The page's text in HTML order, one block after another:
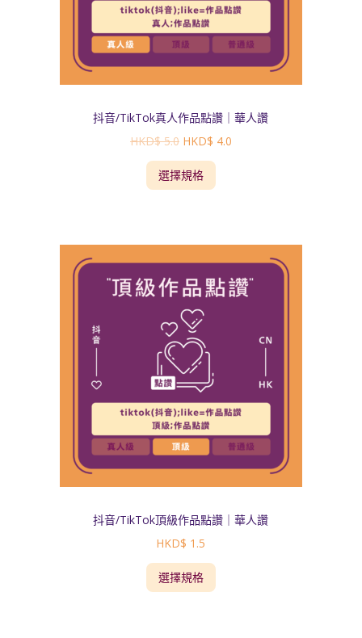
抖音/TikTok真人作品點讚｜華人讚
HKD$5.0 HKD$ 4.0
選擇規格
抖音/TikTok頂級作品點讚｜華人讚
HKD$ 1.5
選擇規格